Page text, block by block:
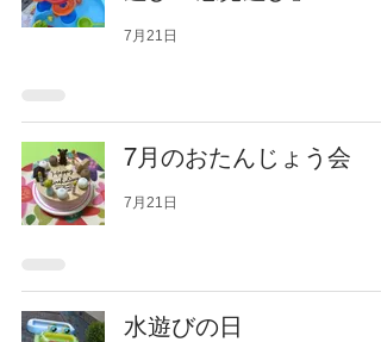
7月21日
7月のおたんじょう会
7月21日
水遊びの日